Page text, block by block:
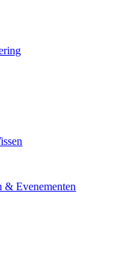
& Evenementen